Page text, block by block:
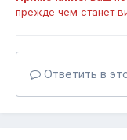
прежде чем станет
Ответить в